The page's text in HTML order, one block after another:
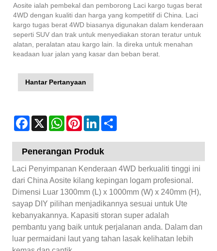
Aosite ialah pembekal dan pemborong Laci kargo tugas berat
4WD dengan kualiti dan harga yang kompetitif di China. Laci
kargo tugas berat 4WD biasanya digunakan dalam kenderaan
seperti SUV dan trak untuk menyediakan storan teratur untuk
alatan, peralatan atau kargo lain. Ia direka untuk menahan
keadaan luar jalan yang kasar dan beban berat.
Hantar Pertanyaan
Facebook
X WhatsAppPinterestLinkedIn
Penerangan Produk
Laci Penyimpanan Kenderaan 4WD berkualiti tinggi ini
dari China Aosite kilang kepingan logam profesional.
Dimensi Luar 1300mm (L) x 1000mm (W) x 240mm (H),
sayap DIY pilihan menjadikannya sesuai untuk Ute
kebanyakannya. Kapasiti storan super adalah
pembantu yang baik untuk perjalanan anda. Dalam dan
luar permaidani laut yang tahan lasak kelihatan lebih